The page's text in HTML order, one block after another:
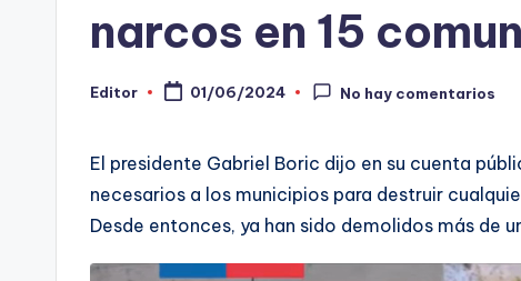
C
narcos en 15
Publicado
Editor 01/06/2024 No hay comentarios
El presidente Gabriel Boric dijo en su cuenta
necesarios a los municipios para destruir
Desde entonces, ya han sido demolidos más de